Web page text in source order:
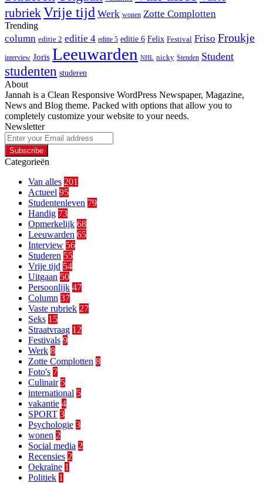
rubriek Vrije tijd Werk wonen Zotte Complotten
Trending
column editie 2 editie 4 editie 5 editie 6 Felix Festival Friso Froukje
interview Joris Leeuwarden NHL nicky Stenden Student
studenten studeren
About
Jannah is a Clean Responsive WordPress Newspaper, Magazine,
News and Blog theme. Packed with options that allow you to
completely customize your website to your needs.
Newsletter
Enter
your
Email
address
Categorieën
Van alles 201
Actueel 95
Studentenleven 79
Handig 73
Opmerkelijk 68
Leeuwarden 65
Interview 56
Studeren 55
Vrije tijd 54
Uitgaan 50
Persoonlijk 47
Column 37
Vaste rubriek 27
Seks 15
Straatvraag 12
Festivals 9
Werk 8
Zotte Complotten 8
Foto's 7
Culinair 5
international 5
vakantie 4
SPORT 3
Psychologie 3
wonen 2
Social media 2
Recensies 2
Oekraïne 1
Politiek 1